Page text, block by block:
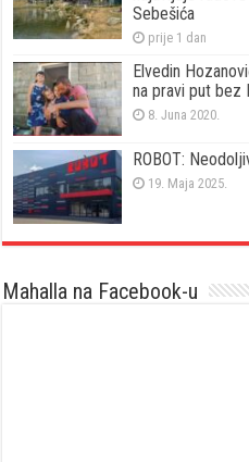
Sebešića
prije 1 dan
Elvedin
na pravi put bez
8. Juna 2020.
ROBOT:
19. Maja 2025.
Mahalla na Facebook-u